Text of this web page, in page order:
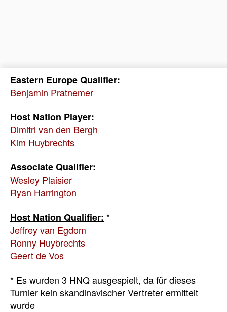
Eastern Europe Qualifier:
Benjamin Pratnemer
Host Nation Player:
Dimitri van den Bergh
Kim Huybrechts
Associate Qualifier:
Wesley Plaisier
Ryan Harrington
Host Nation Qualifier: *
Jeffrey van Egdom
Ronny Huybrechts
Geert de Vos
* Es wurden 3 HNQ ausgespielt, da für dieses
Turnier kein skandinavischer Vertreter ermittelt
wurde